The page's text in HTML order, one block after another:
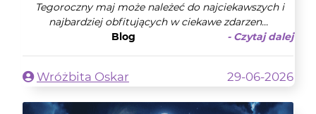
Tegoroczny maj może należeć do najciekawszych i
najbardziej obfitujących w ciekawe zdarzen...
Blog
- Czytaj dalej
Wróżbita Oskar 29-06-2026